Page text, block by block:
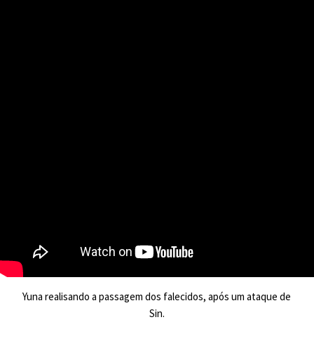
Yuna realisando a passagem dos falecidos, após um ataque de
Sin.